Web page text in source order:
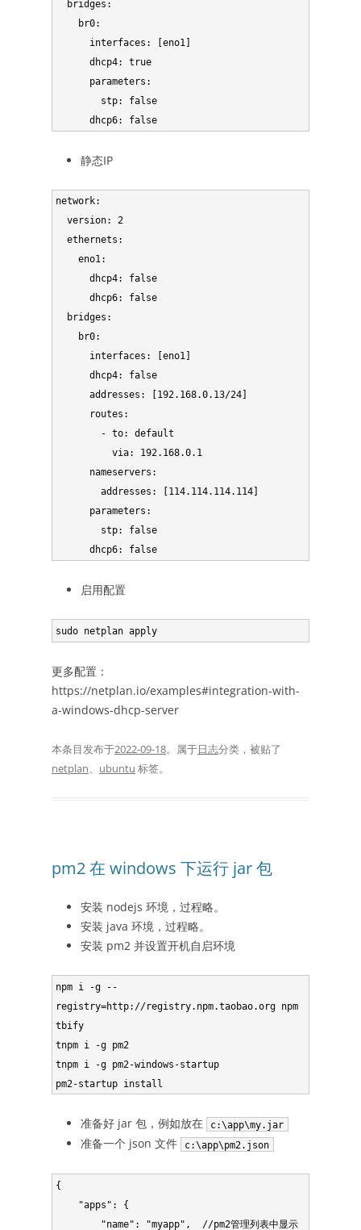
      dhcp4: true
静态IP
network:
  version: 2
  ethernets:
    eno1:
      dhcp4: false
      dhcp6: false
      dhcp4: false
      addresses: [192.168.0.13/24]
          via: 192.168.0.1
        addresses: [114.114.114.114]
启用配置
更多配置：
https://netplan.io/examples#integration-with-
a-windows-dhcp-server
本条目发布于2022-09-18。属于日志分类，被贴了
netplan、 ubuntu 标签。
pm2 在 windows 下运行 jar 包
安装 nodejs 环境，过程略。
安装 java 环境，过程略。
安装 pm2 并设置开机自启环境
npm i -g --
registry=http://registry.npm.taobao.org npm
tbify
tnpm i -g pm2
tnpm i -g pm2-windows-startup
准备好 jar 包，例如放在 c:\app\my.jar
准备一个 json 文件 c:\app\pm2.json
{